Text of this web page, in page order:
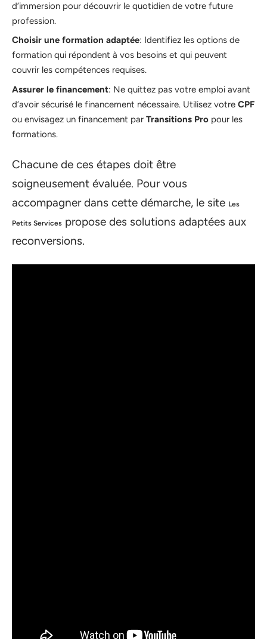
d’immersion pour découvrir le quotidien de votre future
profession.
Choisir une formation adaptée: Identifiez les options de
formation qui répondent à vos besoins et qui peuvent
couvrir les compétences requises.
Assurer le financement: Ne quittez pas votre emploi avant
d’avoir sécurisé le financement nécessaire. Utilisez votre CPF
ou envisagez un financement par Transitions Pro pour les
formations.
Chacune de ces étapes doit être
soigneusement évaluée. Pour vous
accompagner dans cette démarche, le site Les
Petits Services propose des solutions adaptées aux
reconversions.